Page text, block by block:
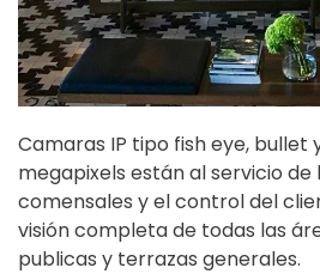
Camaras IP tipo fish eye, bullet
megapixels están al servicio de
comensales y el control del
visión completa de todas las
publicas y terrazas generales.